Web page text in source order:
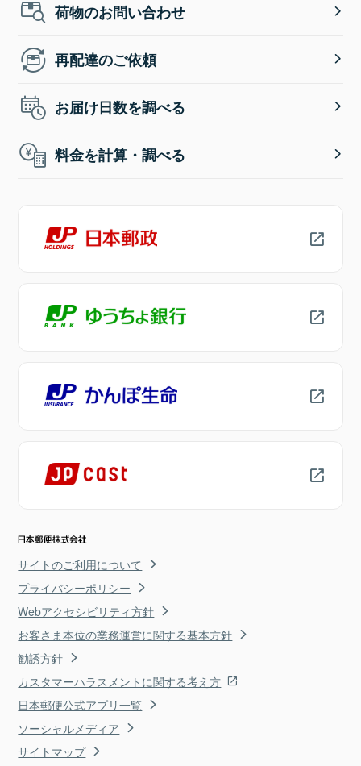
荷物のお問い合わせ
再配達のご依頼
お届け日数を調べる
料金を計算・調べる
サイトのご利用について
プライバシーポリシー
Webアクセシビリティ方針
お客さま本位の業務運営に関する基本方針
勧誘方針
カスタマーハラスメントに関する考え方
日本郵便公式アプリ一覧
ソーシャルメディア
サイトマップ